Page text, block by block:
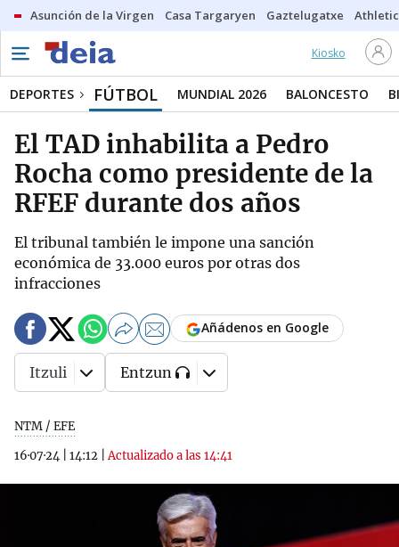
Asunción de la Virgen Casa Targaryen Gaztelugatxe Athletic
Kiosko
DEPORTES FÚTBOL MUNDIAL 2026 BALONCESTO
El TAD inhabilita a Pedro
Rocha como presidente de la
RFEF durante dos años
El tribunal también le impone una sanción
económica de 33.000 euros por otras dos
infracciones
NTM / EFE
16·07·24
14:12 |Actualizado a las 14:41
Añádenos en Google
Itzuli Entzun